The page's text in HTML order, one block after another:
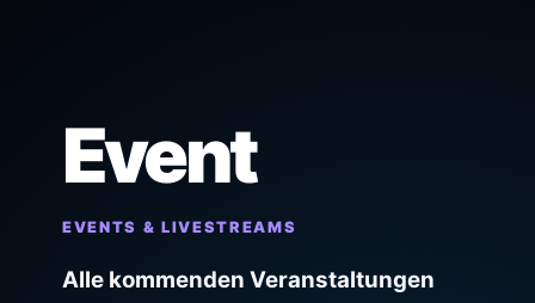
Event
EVENTS & LIVESTREAMS
Alle kommenden Veranstaltungen